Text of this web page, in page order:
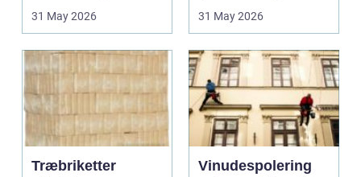
fugt og ...
31 May 2026
hverdagen. Lok...
31 May 2026
Træbriketter
Vinudespolering